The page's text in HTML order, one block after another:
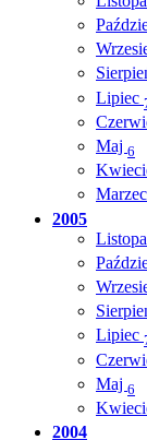
Lipiec
Maj 6
Marzec
2005
Lipiec
Maj 6
2004